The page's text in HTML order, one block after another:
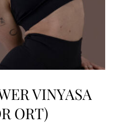
VINYASA
ORT)